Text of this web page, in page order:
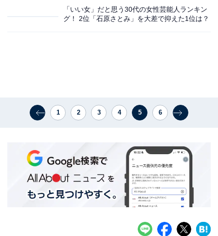
「いい女」だと思う30代の女性芸能人ランキン
グ！ 2位「石原さとみ」を大差で抑えた1位は？
1 2 3 4 5 6